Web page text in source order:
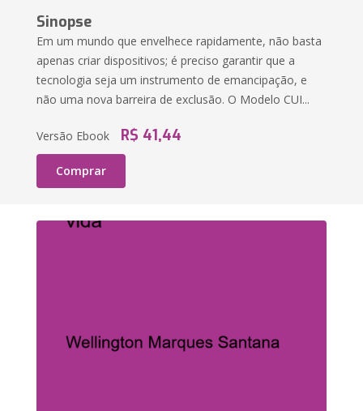
Sinopse
Em um mundo que envelhece rapidamente, não basta
apenas criar dispositivos; é preciso garantir que a
tecnologia seja um instrumento de emancipação, e
não uma nova barreira de exclusão. O Modelo CUI...
Versão Ebook R$ 41,44
Comprar